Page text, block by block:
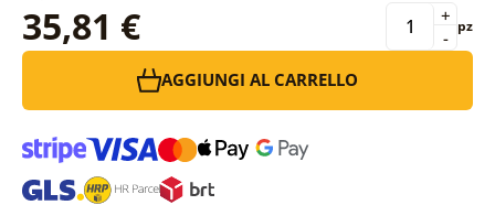
35,81 € -
+ pz
AGGIUNGI AL CARRELLO